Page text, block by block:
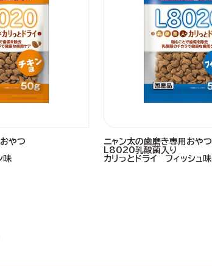
やつ
味
ニャン太の歯磨き専用おやつ
L8020乳酸菌入り
カリっとドライ フィッシュ味